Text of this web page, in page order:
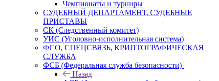
Чемпионаты и турниры
СУДЕБНЫЙ ДЕПАРТАМЕНТ, СУДЕБНЫЕ
ПРИСТАВЫ
СК (Следственный комитет)
УИС (Уголовно-исполнительная система)
ФСО, СПЕЦСВЯЗЬ, КРИПТОГРАФИЧЕСКАЯ
СЛУЖБА
ФСБ (Федеральная служба безопасности)
Назад